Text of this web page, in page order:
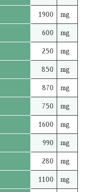
1900 mg
600 mg
250 mg
850 mg
870 mg
750 mg
1600 mg
990 mg
280 mg
1100 mg